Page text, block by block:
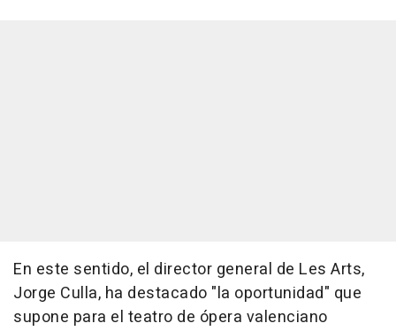
En este sentido, el director general de Les Arts,
Jorge Culla, ha destacado "la oportunidad" que
supone para el teatro de ópera valenciano